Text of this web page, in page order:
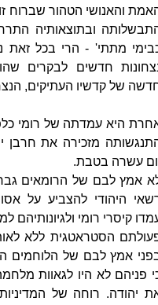
והאנושי הטהור שברוח
ובתוצאותיה
מתתי' - הרי בכל זאת
חדשים לבקרים
של קדשיו העתיקים,
היא עמדתה של רומי
מזכירה את חרבן
עשרה בטבת.
אמץ לבם של הרומאים
היהודי להצביע על
קיסרי רומי ולגיונותיהם
הסטראטגית ללא
אמץ לבם של הלוחמים
פניהם לא היו לגאוות
יהודה. רוחה של